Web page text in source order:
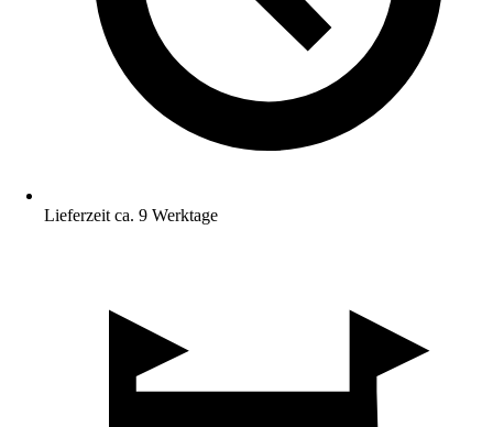
Lieferzeit ca. 9 Werktage